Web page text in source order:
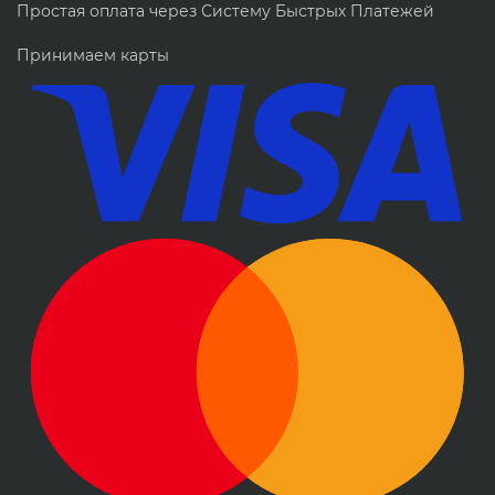
Простая оплата через Систему Быстрых Платежей
Принимаем карты